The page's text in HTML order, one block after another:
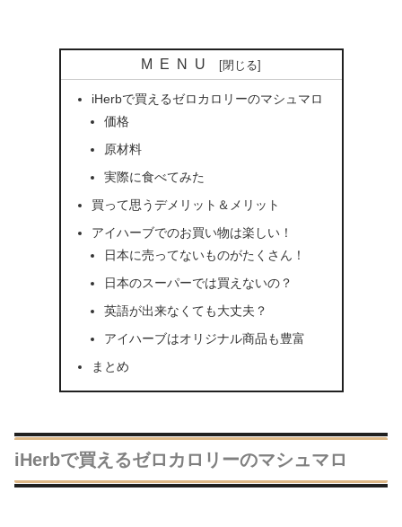
MENU
iHerbで買えるゼロカロリーのマシュマロ
価格
原材料
実際に食べてみた
買って思うデメリット＆メリット
アイハーブでのお買い物は楽しい！
日本に売ってないものがたくさん！
日本のスーパーでは買えないの？
英語が出来なくても大丈夫？
アイハーブはオリジナル商品も豊富
まとめ
iHerbで買えるゼロカロリーのマシュマロ